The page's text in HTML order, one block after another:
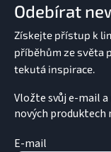
Odebírat
Vložte svůj e-mail
nových produktech
E-mail